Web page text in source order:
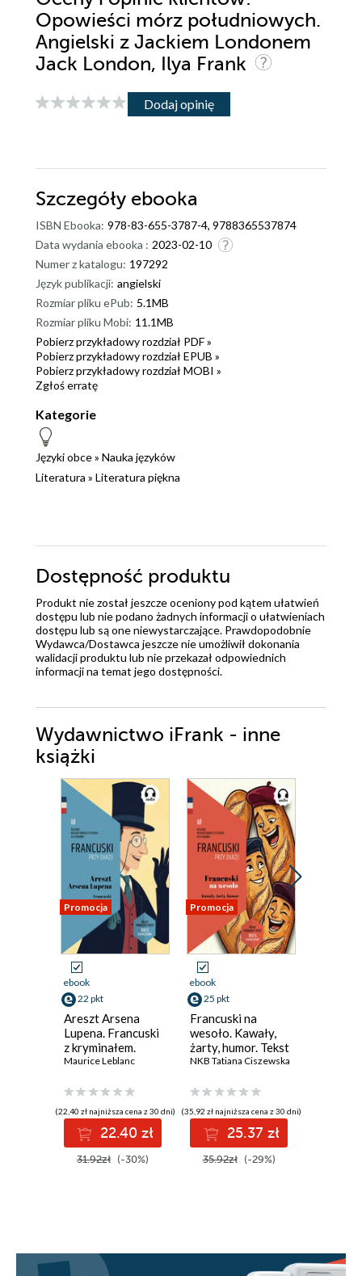
Opowieści mórz południowych.
Angielski z Jackiem Londonem
Jack London, Ilya Frank
Dodaj opinię
Szczegóły ebooka
ISBN Ebooka: 978-83-655-3787-4, 9788365537874
Data wydania ebooka : 2023-02-10
Numer z katalogu: 197292
Język publikacji: angielski
Rozmiar pliku ePub: 5.1MB
Rozmiar pliku Mobi: 11.1MB
Pobierz przykładowy rozdział PDF »
Pobierz przykładowy rozdział EPUB »
Pobierz przykładowy rozdział MOBI »
Zgłoś erratę
Kategorie
Języki obce» Nauka języków
Literatura » Literatura piękna
Dostępność produktu
Produkt nie został jeszcze oceniony pod kątem ułatwień
dostępu lub nie podano żadnych informacji o ułatwieniach
dostępu lub są one niewystarczające. Prawdopodobnie
Wydawca/Dostawca jeszcze nie umożliwił dokonania
walidacji produktu lub nie przekazał odpowiednich
informacji na temat jego dostępności.
Wydawnictwo iFrank - inne
książki
Promocja
ebook
22 pkt
Areszt Arsena
Lupena. Francuski
z kryminałem.
Tekst dwujęzyczny
Maurice Leblanc
(22,40 zł najniższa cena z 30 dni)
22.40 zł
31.92zł (-30%)
Promocja
ebook
25 pkt
Francuski na
wesoło. Kawały,
żarty, humor. Tekst
dwujęzyczny z
NKB Tatiana Ciszewska
(35,92 zł najniższa cena z 30 dni)
25.37 zł
35.92zł (-29%)